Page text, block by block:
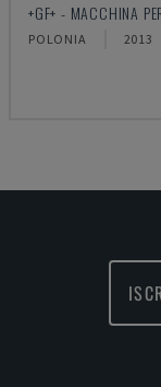
+GF+ - MACCHINA
POLONIA 2013